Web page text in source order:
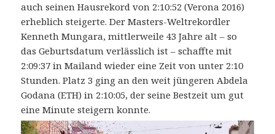
auch seinen Hausrekord von 2:10:52 (Verona 2016)
erheblich steigerte. Der Masters-Weltrekordler
Kenneth Mungara, mittlerweile 43 Jahre alt – so
das Geburtsdatum verlässlich ist – schaffte mit
2:09:37 in Mailand wieder eine Zeit von unter 2:10
Stunden. Platz 3 ging an den weit jüngeren Abdela
Godana (ETH) in 2:10:05, der seine Bestzeit um gut
eine Minute steigern konnte.